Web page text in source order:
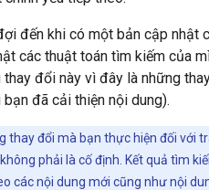
đến khi có một bản cập
các thuật toán tìm kiếm của
thay đổi này vì đây là những
bạn đã cải thiện nội dung).
thay đổi mà bạn thực hiện đối
phải là cố định. Kết quả tìm
các nội dung mới cũng như nội